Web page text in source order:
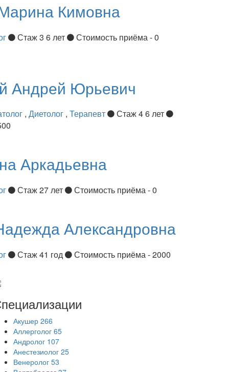
Кимовна
Стаж 3 6 лет Стоимость приёма - 0
Андрей Юрьевич
, Диетолог , Терапевт
Стаж 4 6 лет
Аркадьевна
Стаж 27 лет Стоимость приёма - 0
Александровна
Стаж 41 год Стоимость приёма - 2000
Акушер 266
Аллерголог 65
Андролог 107
Анестезиолог 25
Венеролог 53